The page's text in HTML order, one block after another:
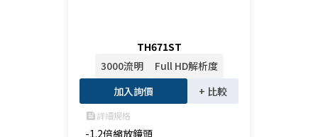
TH671ST
3000流明
Full HD解析度
加入詢價
+ 比較
feed詳細規格
-1.2倍縮放鏡頭